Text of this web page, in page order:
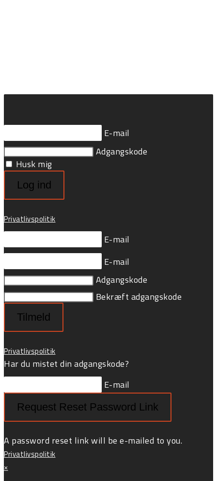
E-mail
Adgangskode
Husk mig
Log ind
Privatlivspolitik
E-mail
E-mail
Adgangskode
Bekræft adgangskode
Tilmeld
Privatlivspolitik
Har du mistet din adgangskode?
E-mail
Request Reset Password Link
A password reset link will be e-mailed to you.
Privatlivspolitik
×